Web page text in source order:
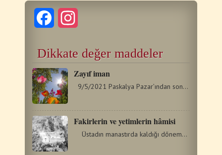
Facebook
Dikkate değer maddeler
Zayıf iman
9/5/2021 Paskalya Pazar’ından sonraki Pazar, Litürji’de…
Fakirlerin ve yetimlerin hâmisi
Üstadın manastırda kaldığı dőnemde, Kutsal…